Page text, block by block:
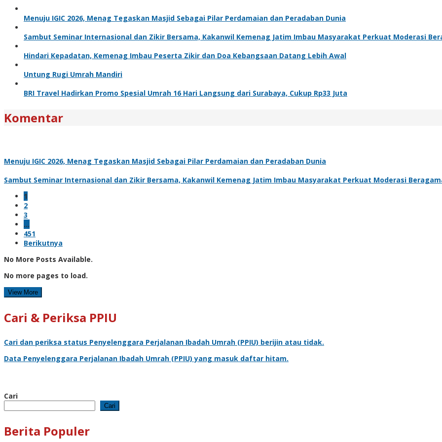
Menuju IGIC 2026, Menag Tegaskan Masjid Sebagai Pilar Perdamaian dan Peradaban Dunia
Sambut Seminar Internasional dan Zikir Bersama, Kakanwil Kemenag Jatim Imbau Masyarakat Perkuat Moderasi
Hindari Kepadatan, Kemenag Imbau Peserta Zikir dan Doa Kebangsaan Datang Lebih Awal
Untung Rugi Umrah Mandiri
BRI Travel Hadirkan Promo Spesial Umrah 16 Hari Langsung dari Surabaya, Cukup Rp33 Juta
Komentar
Menuju IGIC 2026, Menag Tegaskan Masjid Sebagai Pilar Perdamaian dan Peradaban Dunia
Sambut Seminar Internasional dan Zikir Bersama, Kakanwil Kemenag Jatim Imbau Masyarakat Perkuat Moderasi
1
2
3
…
451
Berikutnya
No More Posts Available.
No more pages to load.
View More
Cari & Periksa PPIU
Cari dan periksa status Penyelenggara Perjalanan Ibadah Umrah (PPIU) berijin atau tidak.
Data Penyelenggara Perjalanan Ibadah Umrah (PPIU) yang masuk daftar hitam.
Cari
Cari
Berita Populer